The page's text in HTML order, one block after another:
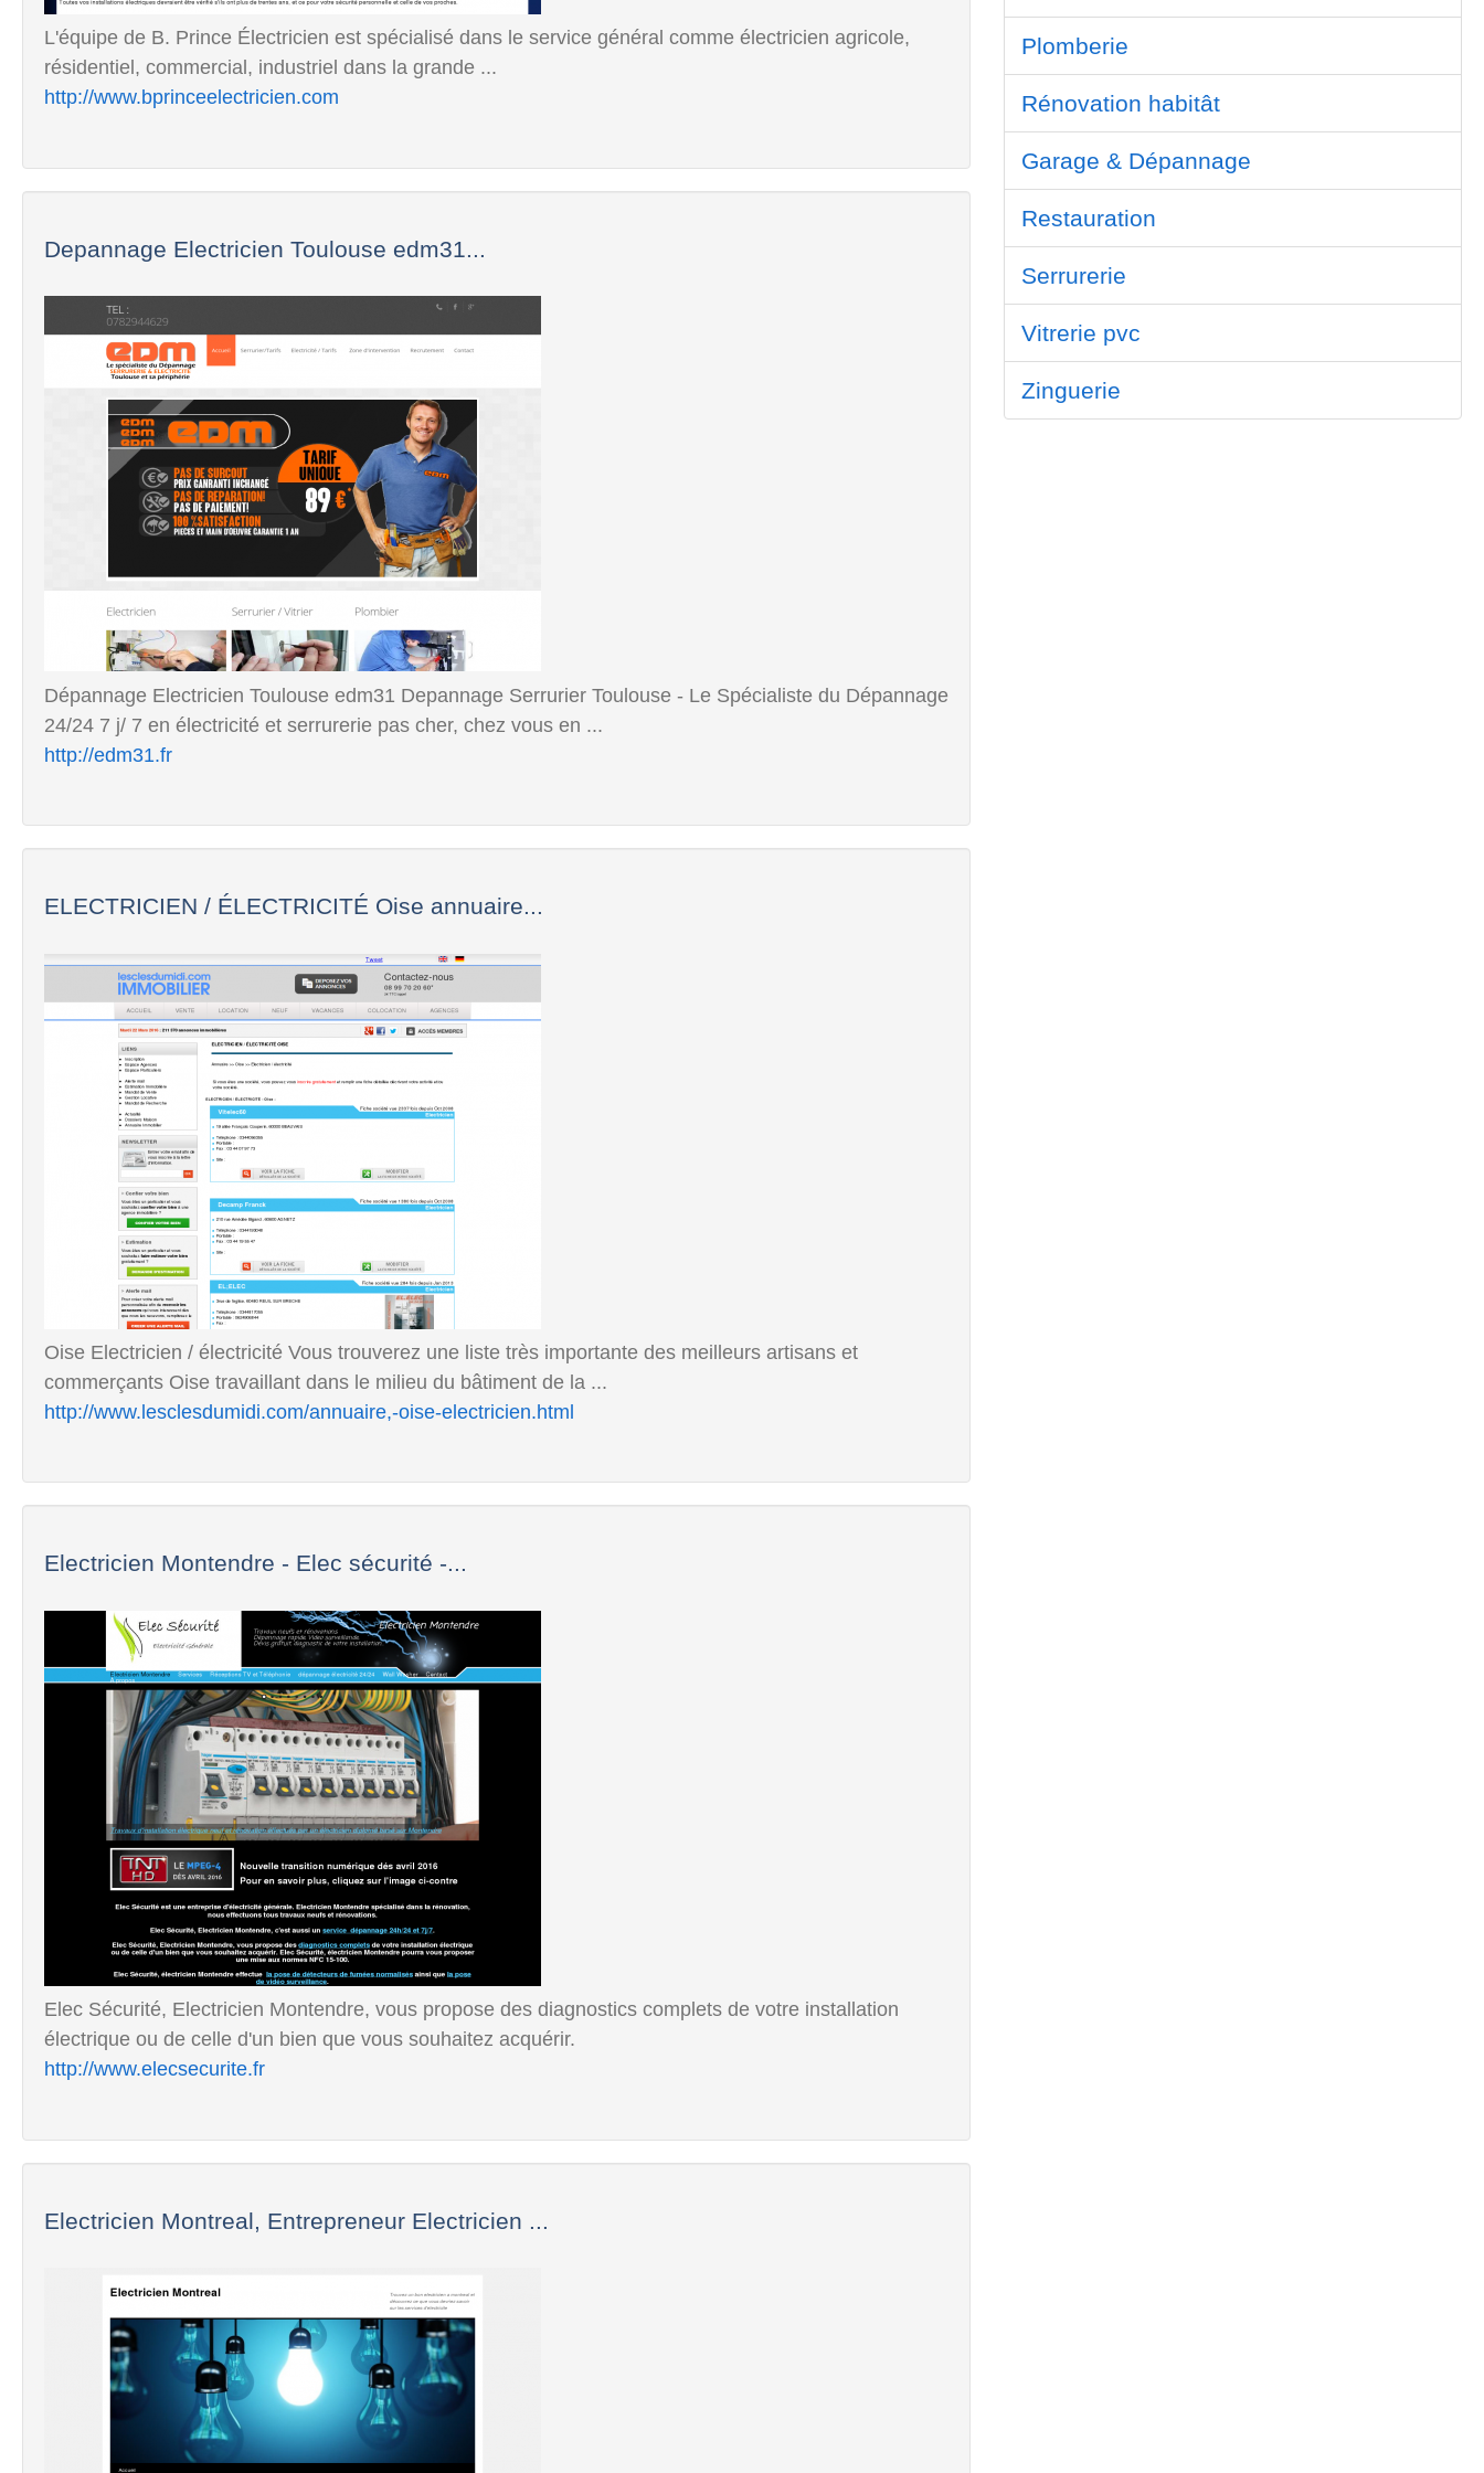
L'équipe de B. Prince Électricien est spécialisé dans le service général comme électricien agricole,
résidentiel, commercial, industriel dans la grande ...
http://www.bprinceelectricien.com
Depannage Electricien Toulouse edm31...
Dépannage Electricien Toulouse edm31 Depannage Serrurier Toulouse - Le Spécialiste du Dépannage
24/24 7 j/ 7 en électricité et serrurerie pas cher, chez vous en ...
http://edm31.fr
ELECTRICIEN / ÉLECTRICITÉ Oise annuaire...
Oise Electricien / électricité Vous trouverez une liste très importante des meilleurs artisans et
commerçants Oise travaillant dans le milieu du bâtiment de la ...
http://www.lesclesdumidi.com/annuaire,-oise-electricien.html
Electricien Montendre - Elec sécurité -...
Elec Sécurité, Electricien Montendre, vous propose des diagnostics complets de votre installation
électrique ou de celle d'un bien que vous souhaitez acquérir.
http://www.elecsecurite.fr
Electricien Montreal, Entrepreneur Electricien ...
Plomberie
Rénovation habitât
Garage & Dépannage
Restauration
Serrurerie
Vitrerie pvc
Zinguerie